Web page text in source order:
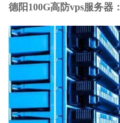
德阳100G高防vps服务器：